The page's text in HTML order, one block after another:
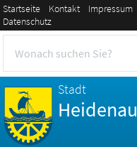
Startseite Kontakt Impressum
Datenschutz
Stadt
Heidenau